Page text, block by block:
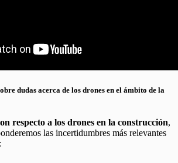
dudas acerca de los drones en el ámbito de la
respecto a los drones en la construcción,
las incertidumbres más relevantes